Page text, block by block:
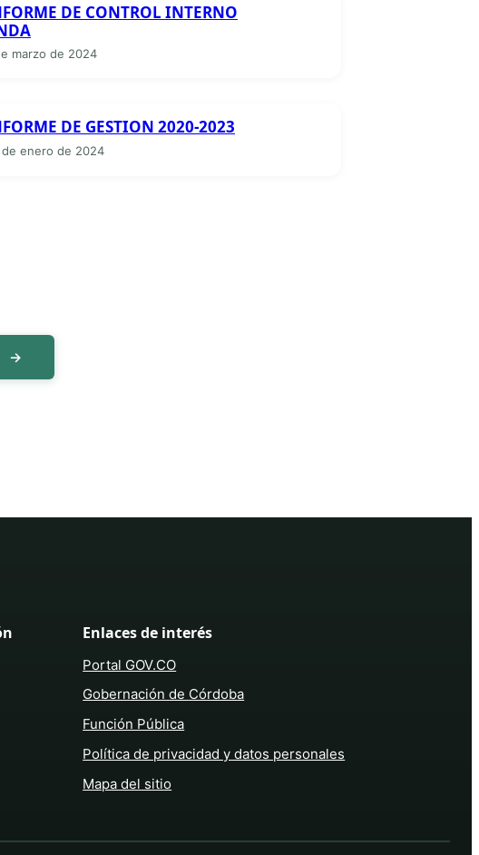
DE CONTROL INTERNO
marzo de 2024
DE GESTION 2020-2023
de enero de 2024
→
Enlaces de interés
Portal GOV.CO
Gobernación de Córdoba
Función Pública
Política de privacidad y datos personales
Mapa del sitio